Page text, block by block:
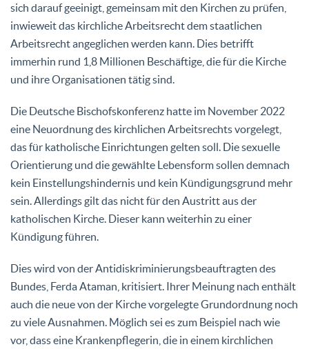
sich darauf geeinigt, gemeinsam mit den Kirchen zu prüfen,
inwieweit das kirchliche Arbeitsrecht dem staatlichen
Arbeitsrecht angeglichen werden kann. Dies betrifft
immerhin rund 1,8 Millionen Beschäftige, die für die Kirche
und ihre Organisationen tätig sind.
Die Deutsche Bischofskonferenz hatte im November 2022
eine Neuordnung des kirchlichen Arbeitsrechts vorgelegt,
das für katholische Einrichtungen gelten soll. Die sexuelle
Orientierung und die gewählte Lebensform sollen demnach
kein Einstellungshindernis und kein Kündigungsgrund mehr
sein. Allerdings gilt das nicht für den Austritt aus der
katholischen Kirche. Dieser kann weiterhin zu einer
Kündigung führen.
Dies wird von der Antidiskriminierungsbeauftragten des
Bundes, Ferda Ataman, kritisiert. Ihrer Meinung nach enthält
auch die neue von der Kirche vorgelegte Grundordnung noch
zu viele Ausnahmen. Möglich sei es zum Beispiel nach wie
vor, dass eine Krankenpflegerin, die in einem kirchlichen